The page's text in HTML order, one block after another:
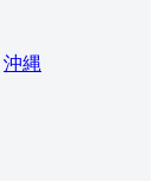
沖縄